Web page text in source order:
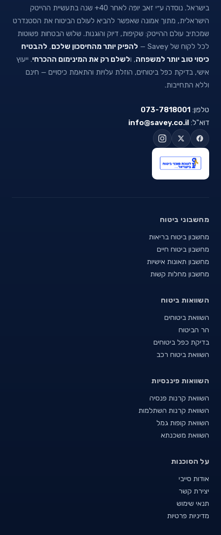
בישראל. נוסדה ע״י זאב יופה לאחר 40+ שנה בתעשיית ההייטק
הישראלית, מתוך אמונה שאפשר להביא לעולם הביטוח את הסטנדרט
שמכתיב עולם ההייטק: שקיפות, דיוק והוגנות. שלוש הבטחות פשוטות
לכל לקוח של Savey —
להפיק יותר מהחיסכון שלכם, להבטיח
כיסוי טוב יותר למשפחה, ולשלם רק את המינימום ההכרחי. ייעוץ
אישי, בדיקת כפל ביטוחים, הוזלת עלויות והתאמת כיסויים — חינם
וללא התחייבות.
טלפון: 073-7818001
דוא"ל: info@savey.co.il
מחשבוני ביטוח
מחשבון ביטוח בריאות
מחשבון ביטוח חיים
מחשבון תאונות אישיות
מחשבון מחלות קשות
השוואות ביטוח
השוואת ביטוחים
הר הביטוח
בדיקת כפל ביטוחים
השוואת ביטוח רכב
השוואות פיננסיות
השוואת קרנות פנסיה
השוואת קרנות השתלמות
השוואת קופות גמל
השוואת משכנתא
על הסוכנות
אודות סייבי
יצירת קשר
תנאי שימוש
מדיניות פרטיות